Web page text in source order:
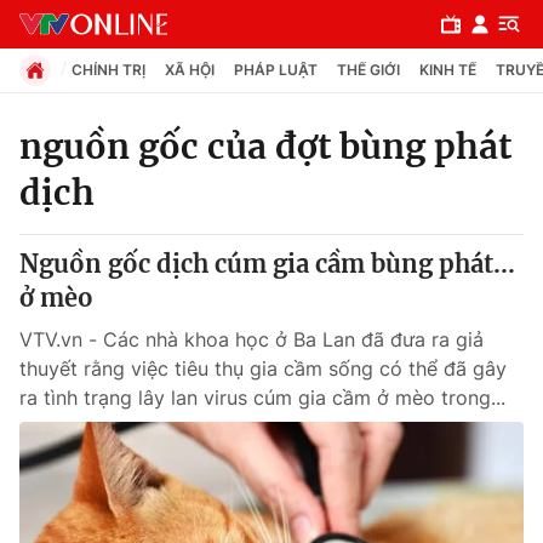
Chuyên mục
Chính trị
Xã hội
Pháp luật
Y tế
Thế giới
CHÍNH TRỊ XÃ HỘI PHÁP LUẬT THẾ GIỚI KINH TẾ
nguồn gốc của đợt bùng phát
dịch
Nguồn gốc dịch cúm gia cầm bùng phát...
ở mèo
VTV.vn - Các nhà khoa học ở Ba Lan đã đưa ra giả
thuyết rằng việc tiêu thụ gia cầm sống có thể đã gây
ra tình trạng lây lan virus cúm gia cầm ở mèo trong...